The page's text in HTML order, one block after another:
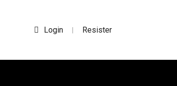
Login | Resister